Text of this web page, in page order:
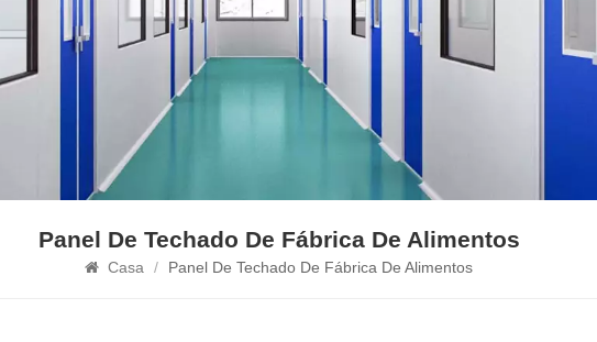
Panel De Techado De Fábrica De Alimentos
Casa / Panel De Techado De Fábrica De Alimentos